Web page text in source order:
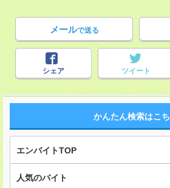
メールで送る
シェア ツイート
かんたん検索はこ
エンバイトTOP
人気のバイト